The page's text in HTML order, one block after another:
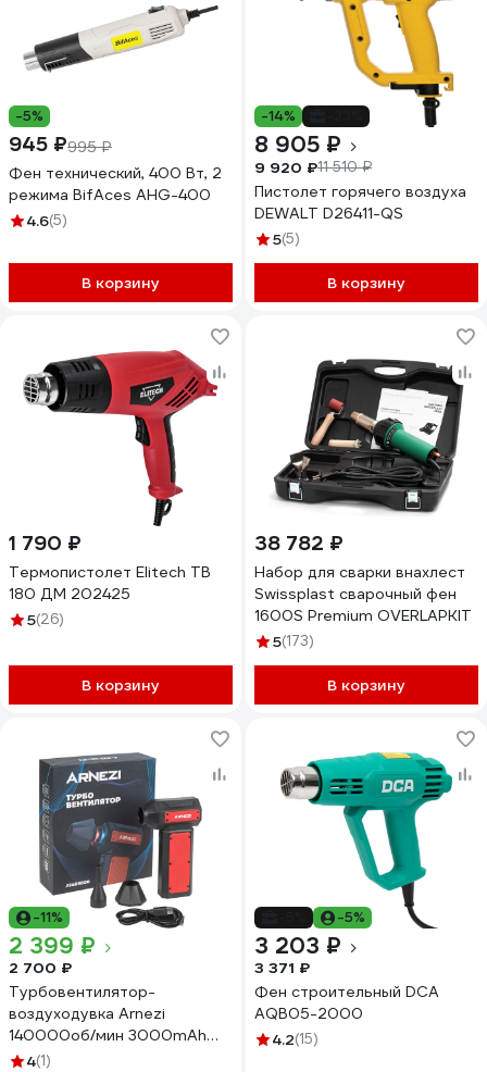
-5%
945 ₽995 ₽
Фен технический, 400 Вт, 2
режима BifAces AHG-400
4.6(5)
В корзину
-14%
8 905 ₽
9 920 ₽11 510 ₽
Пистолет горячего воздуха
DEWALT D26411-QS
5(5)
В корзину
1 790 ₽
Термопистолет Elitech ТВ
180 ДМ 202425
5(26)
В корзину
38 782 ₽
Набор для сварки внахлест
Swissplast сварочный фен
1600S Premium OVERLAPKIT
5(173)
В корзину
-11%
2 399 ₽
2 700 ₽
Турбовентилятор-
воздуходувка Arnezi
140000об/мин 3000mAh
A1403000
4(1)
-5%
3 203 ₽
3 371 ₽
Фен строительный DCA
AQB05-2000
4.2(15)